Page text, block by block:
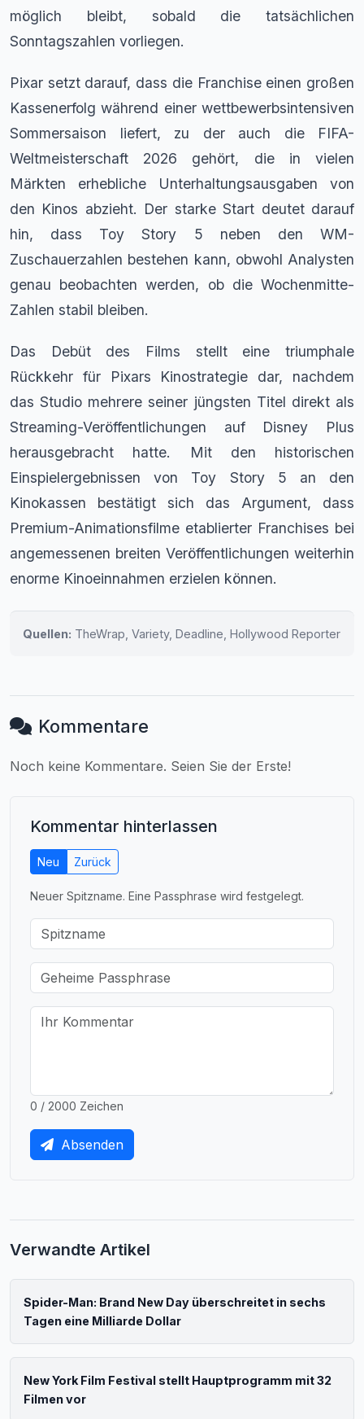
möglich bleibt, sobald die tatsächlichen
Sonntagszahlen vorliegen.
Pixar setzt darauf, dass die Franchise einen großen
Kassenerfolg während einer wettbewerbsintensiven
Sommersaison liefert, zu der auch die FIFA-
Weltmeisterschaft 2026 gehört, die in vielen
Märkten erhebliche Unterhaltungsausgaben von
den Kinos abzieht. Der starke Start deutet darauf
hin, dass Toy Story 5 neben den WM-
Zuschauerzahlen bestehen kann, obwohl Analysten
genau beobachten werden, ob die Wochenmitte-
Zahlen stabil bleiben.
Das Debüt des Films stellt eine triumphale
Rückkehr für Pixars Kinostrategie dar, nachdem
das Studio mehrere seiner jüngsten Titel direkt als
Streaming-Veröffentlichungen auf Disney Plus
herausgebracht hatte. Mit den historischen
Einspielergebnissen von Toy Story 5 an den
Kinokassen bestätigt sich das Argument, dass
Premium-Animationsfilme etablierter Franchises bei
angemessenen breiten Veröffentlichungen weiterhin
enorme Kinoeinnahmen erzielen können.
Quellen: TheWrap, Variety, Deadline, Hollywood Reporter
Kommentare
Noch keine Kommentare. Seien Sie der Erste!
Kommentar hinterlassen
Neu Zurück
Neuer Spitzname. Eine Passphrase wird festgelegt.
0 / 2000 Zeichen
Absenden
Verwandte Artikel
Spider-Man: Brand New Day überschreitet in sechs
Tagen eine Milliarde Dollar
New York Film Festival stellt Hauptprogramm mit 32
Filmen vor